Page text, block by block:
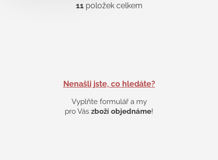
O
p
v
k
11položek celkem
Nenašli jste, co hledáte?
Vyplňte formulář a my
pro Vás zboží objednáme!